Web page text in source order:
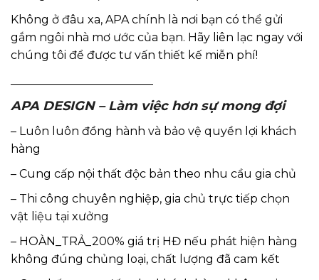
Không ở đâu xa, APA chính là nơi bạn có thể gửi
gắm ngôi nhà mơ ước của bạn. Hãy liên lạc ngay với
chúng tôi để được tư vấn thiết kế miễn phí!
APA DESIGN – Làm việc hơn sự mong đợi
– Luôn luôn đồng hành và bảo vệ quyền lợi khách
hàng
– Cung cấp nội thất độc bản theo nhu cầu gia chủ
– Thi công chuyên nghiệp, gia chủ trực tiếp chọn
vật liệu tại xưởng
– HOÀN_TRẢ_200% giá trị HĐ nếu phát hiện hàng
không đúng chủng loại, chất lượng đã cam kết